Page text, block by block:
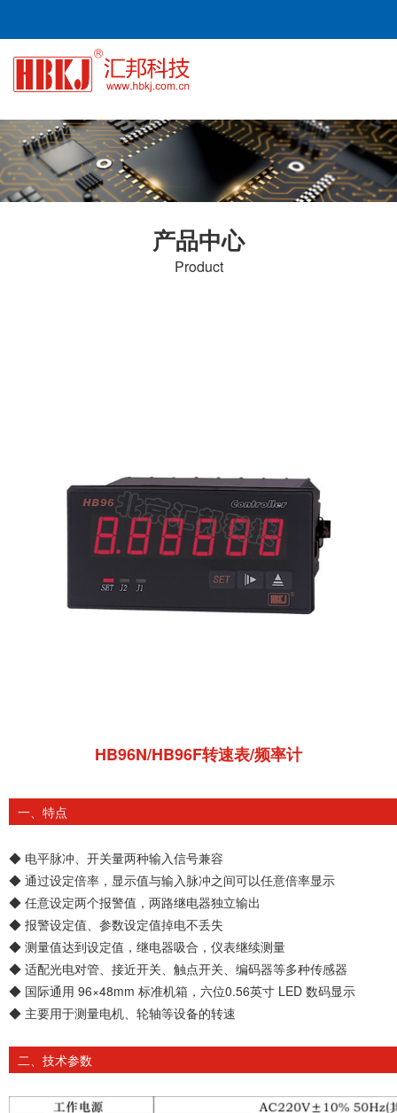
产品中心
Product
HB96N/HB96F转速表/频率计
一、特点
◆ 电平脉冲、开关量两种输入信号兼容
◆ 通过设定倍率，显示值与输入脉冲之间可以任意倍率显示
◆ 任意设定两个报警值，两路继电器独立输出
◆ 报警设定值、参数设定值掉电不丢失
◆ 测量值达到设定值，继电器吸合，仪表继续测量
◆ 适配光电对管、接近开关、触点开关、编码器等多种传感器
◆ 国际通用 96×48mm 标准机箱，六位0.56英寸 LED 数码显示
◆ 主要用于测量电机、轮轴等设备的转速
二、技术参数